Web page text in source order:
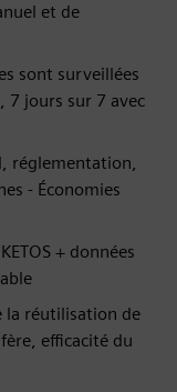
et de
sont surveillées
7 jours sur 7 avec
réglementation,
- Économies
+ données
la réutilisation de
efficacité du